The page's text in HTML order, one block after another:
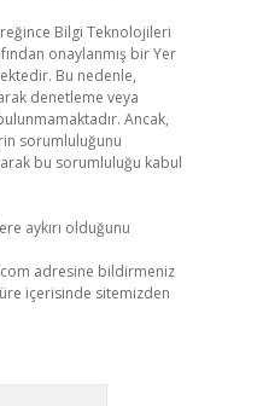
Bilgi Teknolojileri
onaylanmış bir Yer
Bu nedenle,
denetleme veya
Ancak,
sorumluluğunu
bu sorumluluğu kabul
aykırı olduğunu
adresine bildirmeniz
içerisinde sitemizden